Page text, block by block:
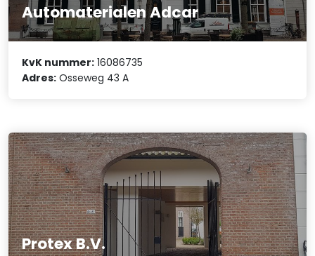
Automaterialen Adcar
KvK nummer: 16086735
Adres: Osseweg 43 A
Protex B.V.